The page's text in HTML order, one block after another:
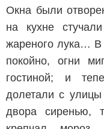
Окна были
на кухне
жареного лука… В
покойно, огни
гостиной; и
долетали с
двора сиренью,